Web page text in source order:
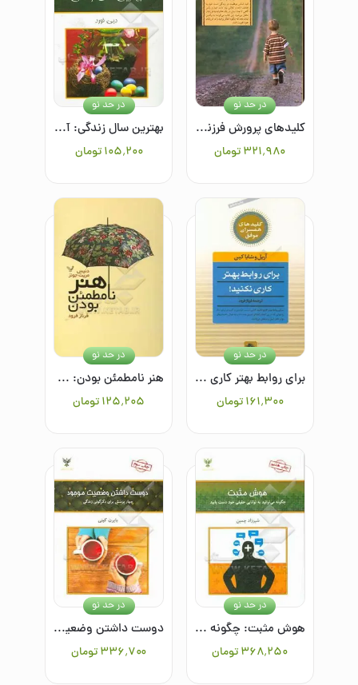
کلیدهای پرورش فرزندان امیدوار و موفق
۳۲۱٬۹۸۰تومان
در حد نو
بهترین سال زندگی: آرزو کنید، برنامه‌ریزی کنید، زندگی کنید
۱۰۵٬۲۰۰ تومان
در حد نو
برای روابط بهتر کاری نکنید! یک روش تحول‌گرا برای ایجاد روابط سحرآمیز
۱۶۱٬۳۰۰ تومان
در حد نو
هنر نامطمئن بودن: چگونه عاشقانه با رمز و راز زندگی همراه باشیم
۱۲۵٬۲۰۵تومان
در حد نو
هوش مثبت: چگونه می‌توانید به توانایی حقیقی خود دست یابید
۳۶۸٬۲۵۰تومان
در حد نو
دوست داشتن وضعیت موجود: چهار پرسش برای دگرگونی زندگی
۳۳۶٬۷۰۰تومان
در حد نو